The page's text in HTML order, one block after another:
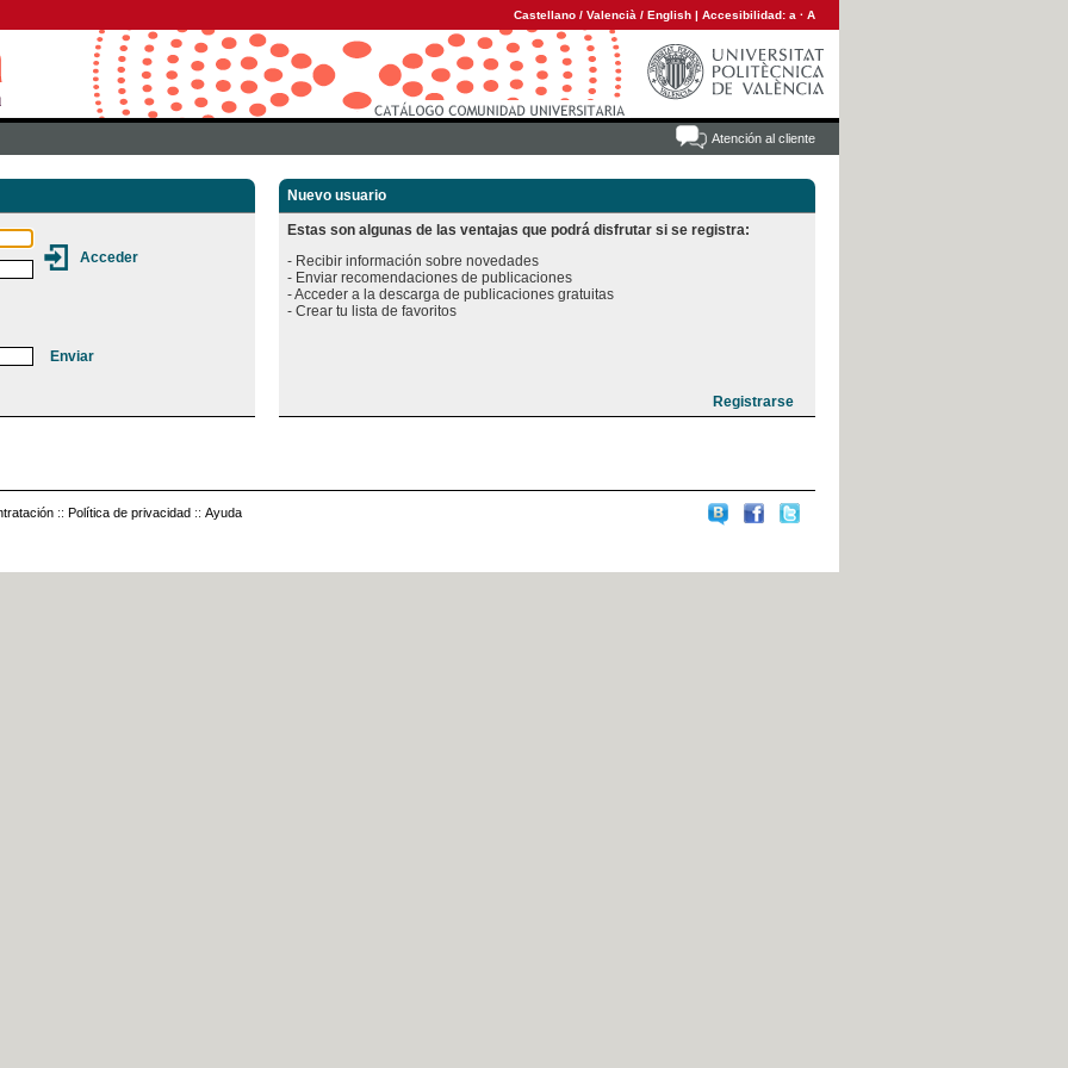
Castellano / Valencià / English | Accesibilidad: a · A
Atención al cliente
Nuevo usuario
Estas son algunas de las ventajas que podrá disfrutar si se registra:
- Recibir información sobre novedades
- Enviar recomendaciones de publicaciones
- Acceder a la descarga de publicaciones gratuitas
:: Política de privacidad :: Ayuda